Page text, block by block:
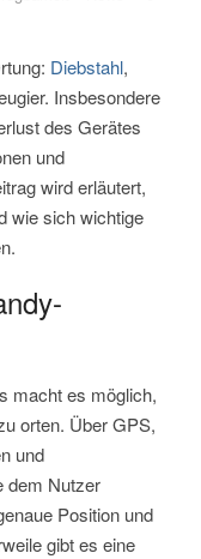
Diebstahl,
Insbesondere
des Gerätes
und
wird erläutert,
wie sich wichtige
macht es möglich,
orten. Über GPS,
und
dem Nutzer
Position und
gibt es eine